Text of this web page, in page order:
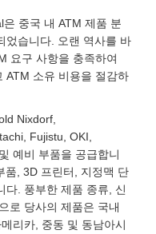
중국 내 ATM 제품 분
었습니다. 오랜 역사를 바
요구 사항을 충족하여
ATM 소유 비용을 절감하
Nixdorf,
Fujistu, OKI,
예비 부품을 공급합니
품, 3D 프린터, 지정맥 단
다. 풍부한 제품 종류, 신
로 당사의 제품은 국내
리카, 중동 및 동남아시